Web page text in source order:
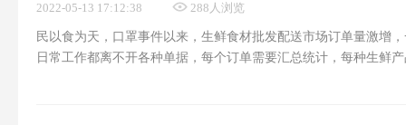
2022-05-13 17:12:38 288人浏览
民以食为天，口罩事件以来，生鲜食材批发配送市场订单量激增
日常工作都离不开各种单据，每个订单需要汇总统计，每种生鲜